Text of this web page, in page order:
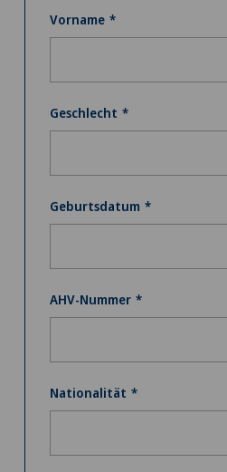
Vorname
Geschlecht
Geburtsdatum
AHV-Nummer
Nationalität